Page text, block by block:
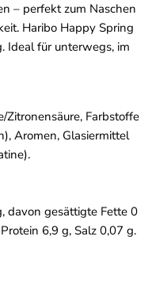
– perfekt zum Naschen
Haribo Happy Spring
Ideal für unterwegs, im
Zitronensäure, Farbstoffe
Aromen, Glasiermittel
davon gesättigte Fette 0
6,9 g, Salz 0,07 g.